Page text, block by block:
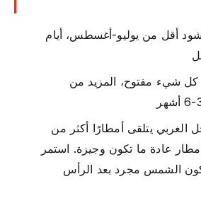
أقل من يوليو-أغسطس، أيام
شيء مفتوح، المزيد من
الغربي يتلقى أمطارًا أكثر من
عادة ما تكون وجيزة. استمر
تكون الشمس مجرد بعد الرأس